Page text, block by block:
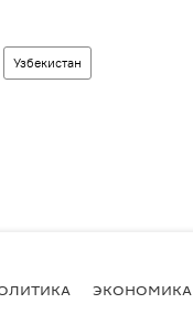
Узбекистан
ЭКОНОМИКА